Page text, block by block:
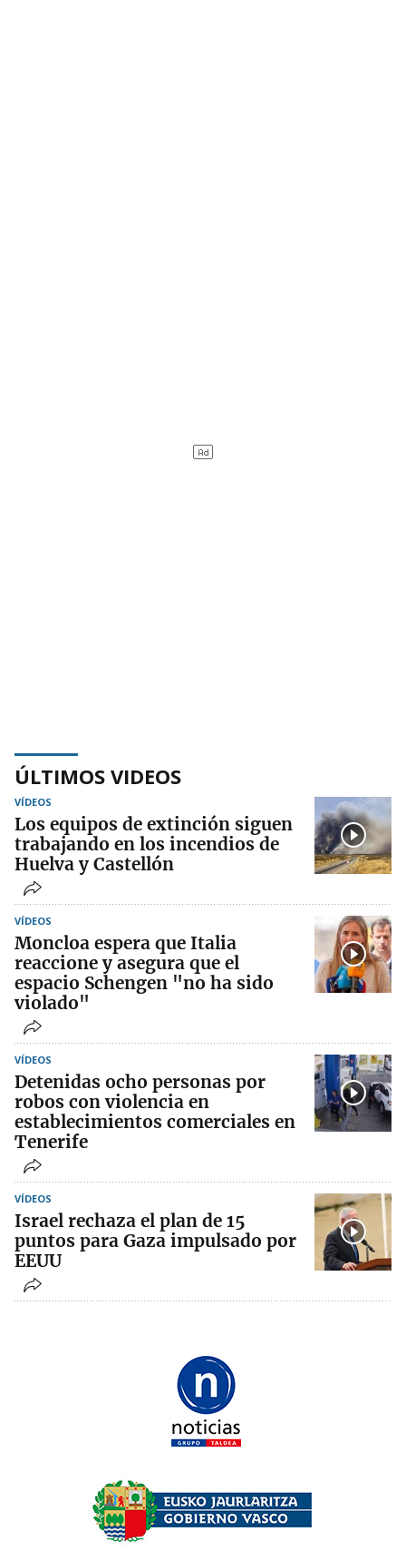
ÚLTIMOS VIDEOS
VÍDEOS
Los equipos de extinción siguen
trabajando en los incendios de
Huelva y Castellón
VÍDEOS
Moncloa espera que Italia
reaccione y asegura que el
espacio Schengen "no ha sido
violado"
VÍDEOS
Detenidas ocho personas por
robos con violencia en
establecimientos comerciales en
Tenerife
VÍDEOS
Israel rechaza el plan de 15
puntos para Gaza impulsado por
EEUU